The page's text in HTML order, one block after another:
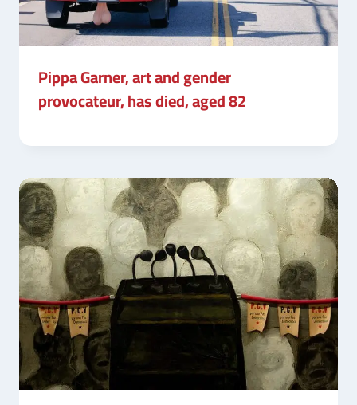
Pippa Garner, art and gender
provocateur, has died, aged 82